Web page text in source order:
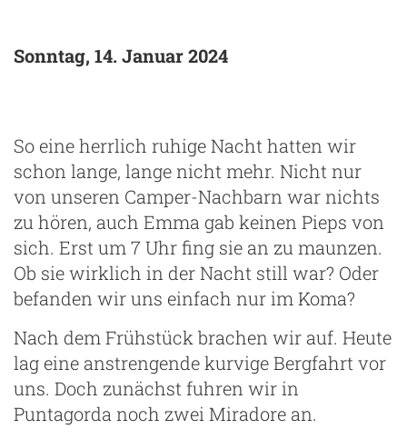
Sonntag, 14. Januar 2024
So eine herrlich ruhige Nacht hatten wir
schon lange, lange nicht mehr. Nicht nur
von unseren Camper-Nachbarn war nichts
zu hören, auch Emma gab keinen Pieps von
sich. Erst um 7 Uhr fing sie an zu maunzen.
Ob sie wirklich in der Nacht still war? Oder
befanden wir uns einfach nur im Koma?
Nach dem Frühstück brachen wir auf. Heute
lag eine anstrengende kurvige Bergfahrt vor
uns. Doch zunächst fuhren wir in
Puntagorda noch zwei Miradore an.